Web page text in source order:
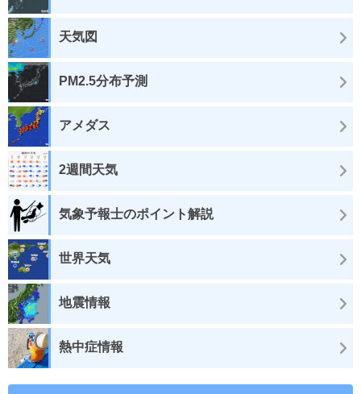
天気図
PM2.5分布予測
アメダス
2週間天気
気象予報士のポイント解説
世界天気
地震情報
熱中症情報